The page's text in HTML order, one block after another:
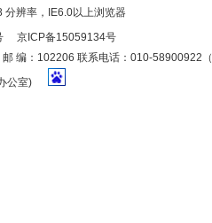
分辨率，IE6.0以上浏览器
京ICP备15059134号
编：102206 联系电话：010-58900922
公室)